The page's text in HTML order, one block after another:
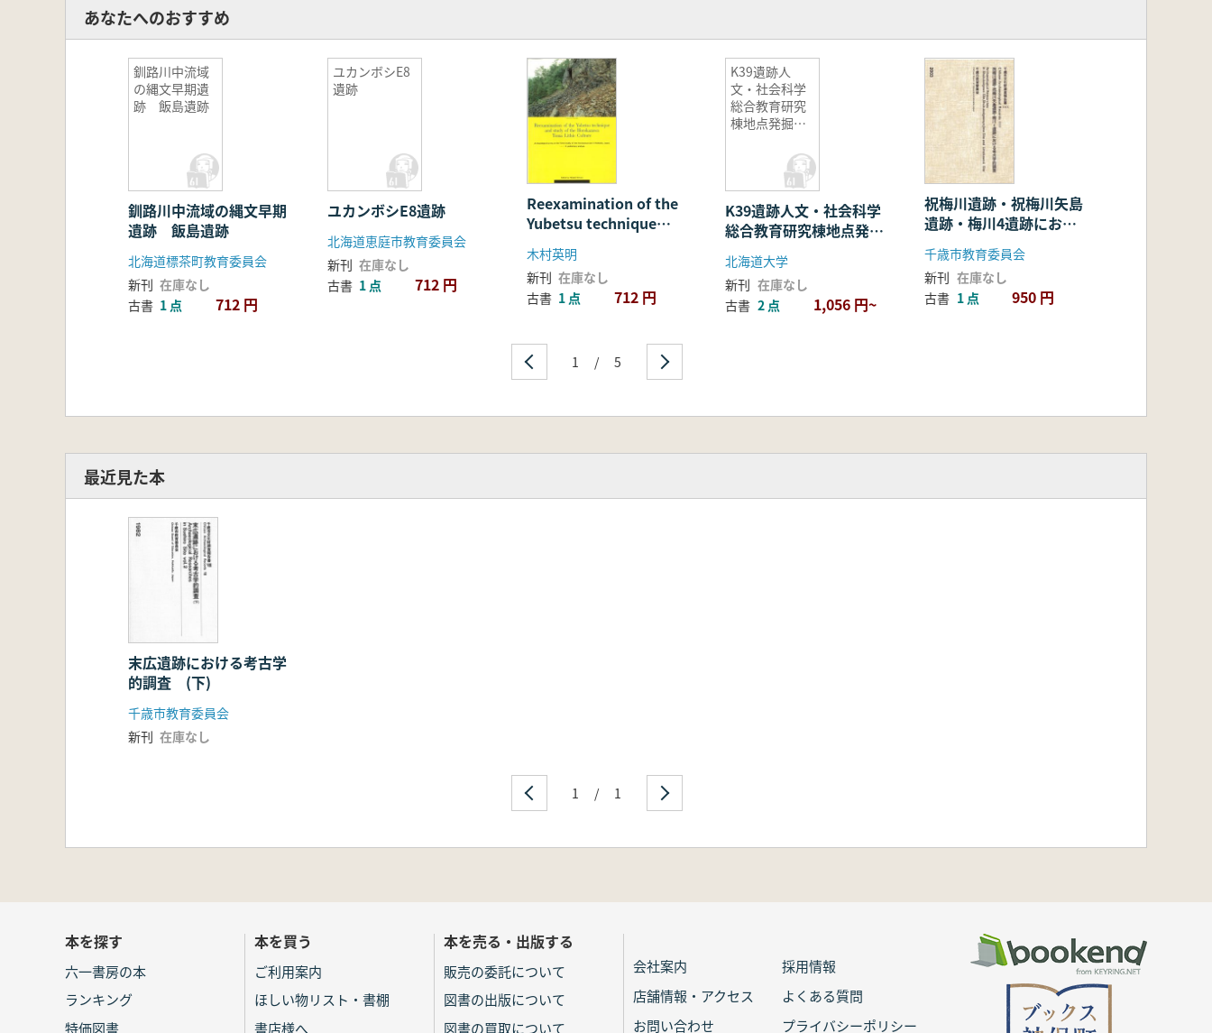
あなたへのおすすめ
釧路川中流域
の縄文早期遺
跡 飯島遺跡
釧路川中流域の縄文早期
遺跡 飯島遺跡
北海道標茶町教育委員会
新刊 在庫なし
古書 1 点 712 円
ユカンボシE8
遺跡
ユカンボシE8遺跡
北海道恵庭市教育委員会
新刊 在庫なし
古書 1 点 712 円
Reexamination of the
Yubetsu technique
and study of the
Horokazawa Toma
Lithic Culture
木村英明
新刊 在庫なし
古書 1 点 712 円
K39遺跡人
文・社会科学
総合教育研究
棟地点発掘調
(自然科学分析
および出土遺
物・遺構考察
編)
K39遺跡人文・社会科学
総合教育研究棟地点発掘
調査報告書2 (自然科学
分析および出土遺物・遺
構考察編)
北海道大学
新刊 在庫なし
古書 2 点 1,056 円~
祝梅川遺跡・祝梅川矢島
遺跡・梅川4遺跡におけ
る考古学的調査
千歳市教育委員会
新刊 在庫なし
古書 1 点 950 円
1 / 5
最近見た本
末広遺跡における考古学
的調査 (下)
千歳市教育委員会
新刊 在庫なし
1 / 1
本を探す
六一書房の本
ランキング
特価図書
本を買う
ご利用案内
ほしい物リスト・書棚
書店様へ
本を売る・出版する
販売の委託について
図書の出版について
図書の買取について
会社案内
採用情報
店舗情報・アクセス
よくある質問
お問い合わせ
プライバシーポリシー